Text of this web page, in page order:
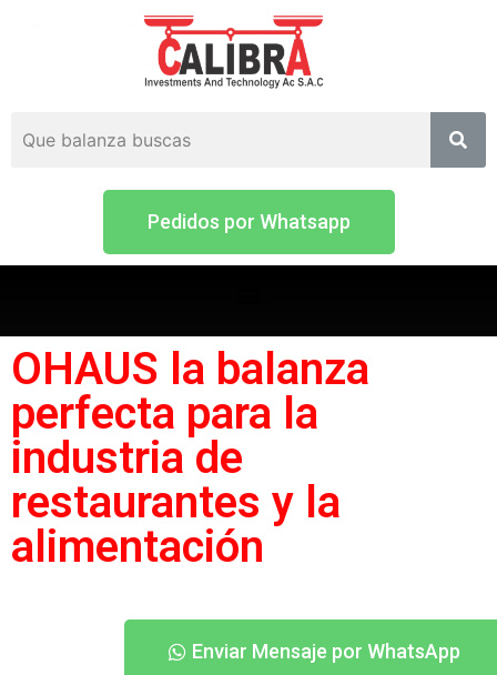
Pedidos por Whatsapp
OHAUS la balanza
perfecta para la
industria de
restaurantes y la
alimentación
Enviar Mensaje por WhatsApp